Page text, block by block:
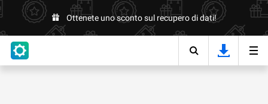
Ottenete uno sconto sul recupero di dati!